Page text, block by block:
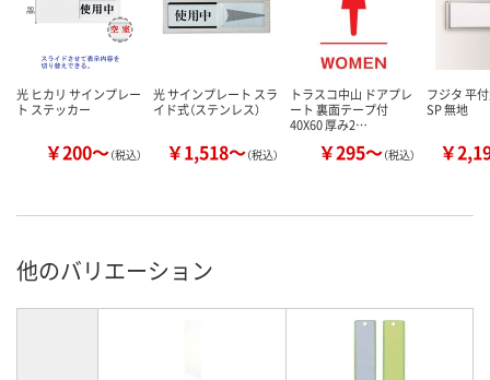
光 ヒカリ サインプレー
ト ステッカー
￥200～（税込）
光 サインプレート スラ
イド式（ステンレス）
￥1,518～（税込）
トラスコ中山 ドアプレ
ート 裏面テープ付
40X60 厚み2…
￥295～（税込）
フジタ 平
SP 無地
￥
他のバリエーション